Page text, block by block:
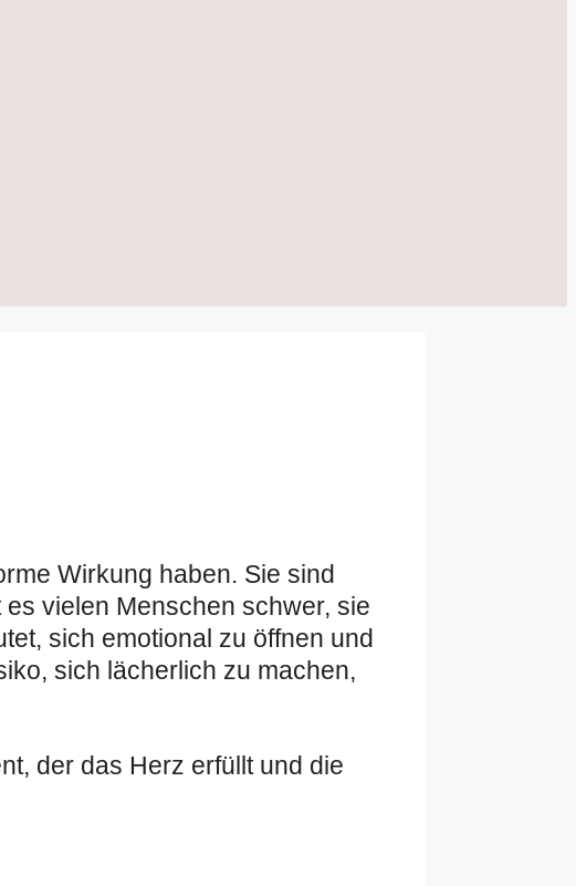
Wirkung haben. Sie sind
vielen Menschen schwer, sie
sich emotional zu öffnen und
sich lächerlich zu machen,
der das Herz erfüllt und die